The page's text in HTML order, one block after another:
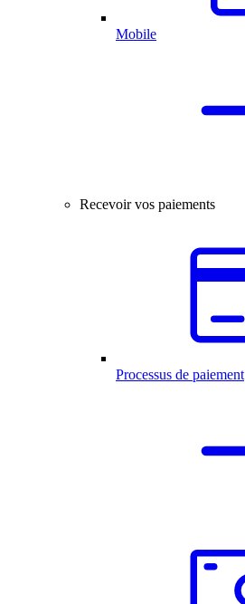
Mobile
Recevoir vos paiements
Processus de paiement